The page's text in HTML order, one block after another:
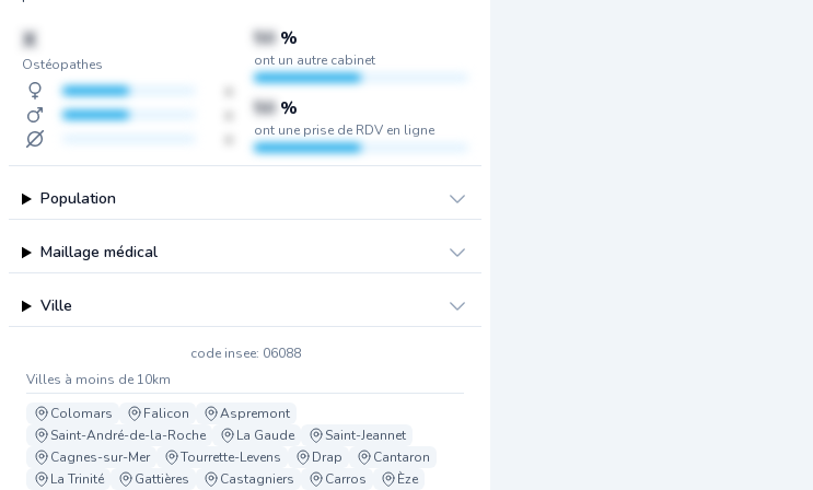
X
Ostéopathes
50 %
ont un autre cabinet
50 %
ont une prise de RDV en ligne
Population
Maillage médical
Ville
code insee: 06088
Villes à moins de 10km
Colomars
Falicon
Aspremont
Saint-André-de-la-Roche
La Gaude
Saint-Jeannet
Cagnes-sur-Mer
Tourrette-Levens Drap
Cantaron
La Trinité
Gattières Castagniers Carros Èze